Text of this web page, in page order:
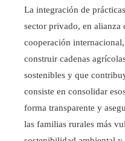
La integración de
sector privado, en alianza
cooperación
construir cadenas
sostenibles y que
consiste en consolidar
forma transparente y
las familias rurales más